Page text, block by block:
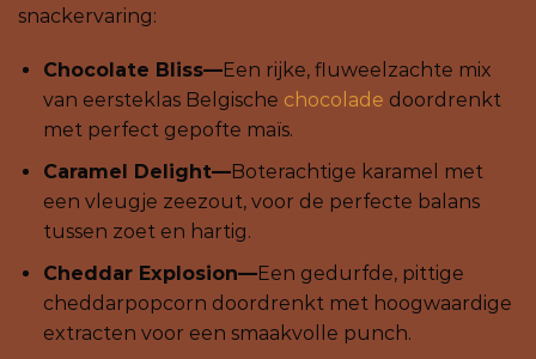
snackervaring:
Chocolate Bliss—Een rijke, fluweelzachte mix
van eersteklas Belgische chocolade doordrenkt
met perfect gepofte maïs.
Caramel Delight—Boterachtige karamel met
een vleugje zeezout, voor de perfecte balans
tussen zoet en hartig.
Cheddar Explosion—Een gedurfde, pittige
cheddarpopcorn doordrenkt met hoogwaardige
extracten voor een smaakvolle punch.